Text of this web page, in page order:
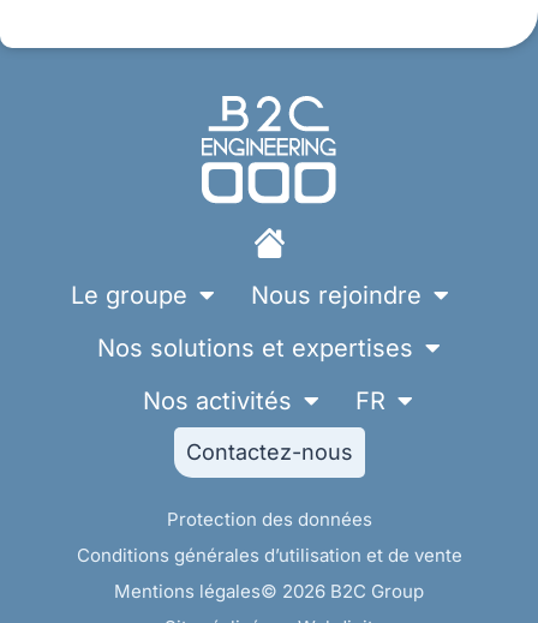
Le groupe
Nous rejoindre
Nos solutions et expertises
Nos activités
FR
Contactez-nous
Protection des données
Conditions générales d’utilisation et de vente
Mentions légales© 2026 B2C Group